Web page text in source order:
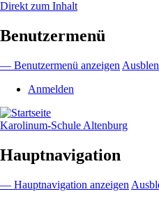
Direkt zum Inhalt
Benutzermenü
— Benutzermenü anzeigen
Anmelden
Karolinum-Schule Altenburg
Hauptnavigation
— Hauptnavigation anzeigen